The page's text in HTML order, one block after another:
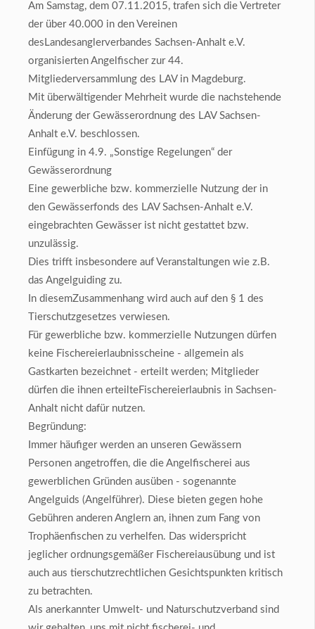
Am Samstag, dem 07.11.2015, trafen sich die Vertreter
der über 40.000 in den Vereinen
desLandesanglerverbandes Sachsen-Anhalt e.V.
organisierten Angelfischer zur 44.
Mitgliederversammlung des LAV in Magdeburg.
Mit überwältigender Mehrheit wurde die nachstehende
Änderung der Gewässerordnung des LAV Sachsen-
Anhalt e.V. beschlossen.
Einfügung in 4.9. „Sonstige Regelungen“ der
Gewässerordnung
Eine gewerbliche bzw. kommerzielle Nutzung der in
den Gewässerfonds des LAV Sachsen-Anhalt e.V.
eingebrachten Gewässer ist nicht gestattet bzw.
unzulässig.
Dies trifft insbesondere auf Veranstaltungen wie z.B.
das Angelguiding zu.
In diesemZusammenhang wird auch auf den § 1 des
Tierschutzgesetzes verwiesen.
Für gewerbliche bzw. kommerzielle Nutzungen dürfen
keine Fischereierlaubnisscheine - allgemein als
Gastkarten bezeichnet - erteilt werden; Mitglieder
dürfen die ihnen erteilteFischereierlaubnis in Sachsen-
Anhalt nicht dafür nutzen.
Begründung:
Immer häufiger werden an unseren Gewässern
Personen angetroffen, die die Angelfischerei aus
gewerblichen Gründen ausüben - sogenannte
Angelguids (Angelführer). Diese bieten gegen hohe
Gebühren anderen Anglern an, ihnen zum Fang von
Trophäenfischen zu verhelfen. Das widerspricht
jeglicher ordnungsgemäßer Fischereiausübung und ist
auch aus tierschutzrechtlichen Gesichtspunkten kritisch
zu betrachten.
Als anerkannter Umwelt- und Naturschutzverband sind